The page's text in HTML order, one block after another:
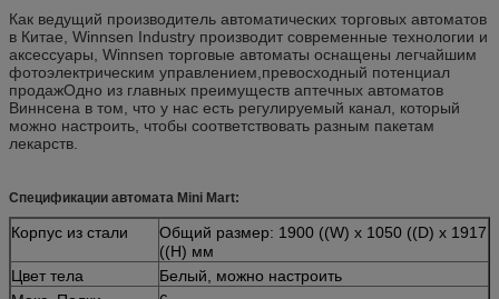
Как ведущий производитель автоматических торговых автоматов
в Китае, Winnsen Industry производит современные технологии и
аксессуары, Winnsen торговые автоматы оснащены легчайшим
фотоэлектрическим управлением,превосходный потенциал
продажОдно из главных преимуществ аптечных автоматов
Виннсена в том, что у нас есть регулируемый канал, который
можно настроить, чтобы соответствовать разным пакетам
лекарств.
Спецификации автомата Mini Mart:
Корпус из стали
Общий размер: 1900 ((W) x 1050 ((D) x 1917
((H) мм
Цвет тела
Белый, можно настроить